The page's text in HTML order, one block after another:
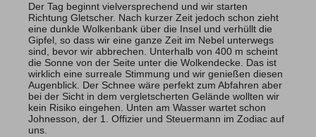
Der Tag beginnt vielversprechend und wir starten
Richtung Gletscher. Nach kurzer Zeit jedoch schon zieht
eine dunkle Wolkenbank über die Insel und verhüllt die
Gipfel, so dass wir eine ganze Zeit im Nebel unterwegs
sind, bevor wir abbrechen. Unterhalb von 400 m scheint
die Sonne von der Seite unter die Wolkendecke. Das ist
wirklich eine surreale Stimmung und wir genießen diesen
Augenblick. Der Schnee wäre perfekt zum Abfahren aber
bei der Sicht in dem vergletscherten Gelände wollten wir
kein Risiko eingehen. Unten am Wasser wartet schon
Johnesson, der 1. Offizier und Steuermann im Zodiac auf
uns.